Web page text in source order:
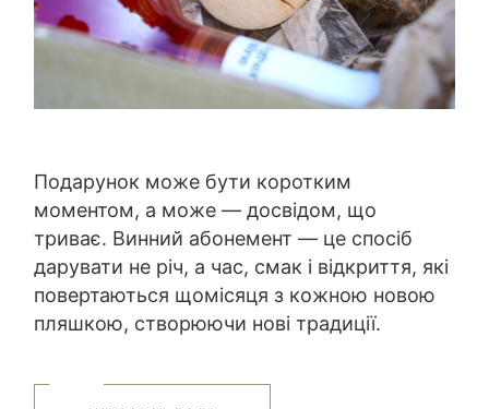
Подарунок може бути коротким
моментом, а може — досвідом, що
триває. Винний абонемент — це спосіб
дарувати не річ, а час, смак і відкриття, які
повертаються щомісяця з кожною новою
пляшкою, створюючи нові традиції.